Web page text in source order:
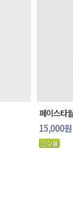
페이스타
15,000원